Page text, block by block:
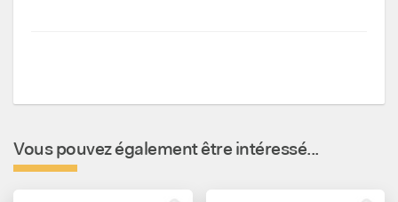
Vous pouvez également être intéressé...